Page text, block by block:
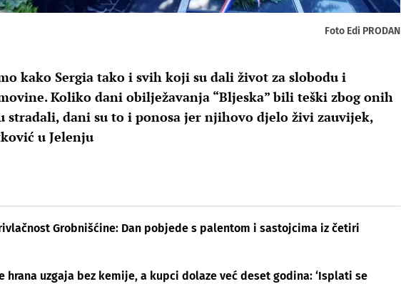
Foto Edi PRODAN
kako Sergia tako i svih koji su dali život za slobodu i
Koliko dani obilježavanja “Bljeska” bili teški zbog onih
stradali, dani su to i ponosa jer njihovo djelo živi zauvijek,
u Jelenju
Grobnišćine: Dan pobjede s palentom i sastojcima iz četiri
hrana uzgaja bez kemije, a kupci dolaze već deset godina: ‘Isplati se